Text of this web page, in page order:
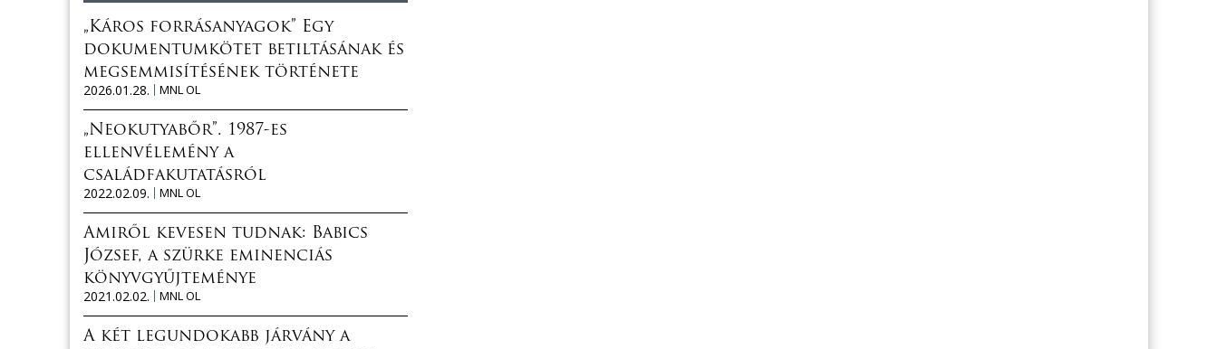
„Káros forrásanyagok” Egy
dokumentumkötet betiltásának és
megsemmisítésének története
2026.01.28.
MNL OL
„Neokutyabőr”. 1987-es
ellenvélemény a
családfakutatásról
2022.02.09.
MNL OL
Amiről kevesen tudnak: Babics
József, a szürke eminenciás
könyvgyűjteménye
2021.02.02.
MNL OL
A két legundokabb járvány a